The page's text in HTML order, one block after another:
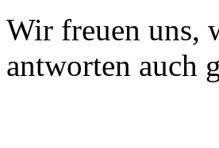
Wir freuen uns,
antworten auch